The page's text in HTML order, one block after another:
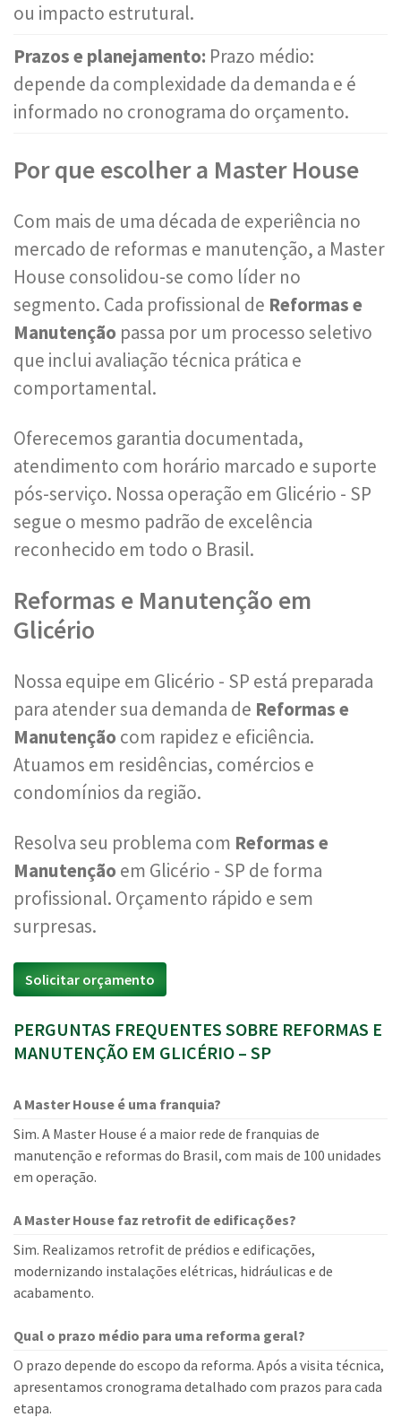
ou impacto estrutural.
Prazos e planejamento: Prazo médio:
depende da complexidade da demanda e é
informado no cronograma do orçamento.
Por que escolher a Master House
Com mais de uma década de experiência no
mercado de reformas e manutenção, a Master
House consolidou-se como líder no
segmento. Cada profissional de Reformas e
Manutenção passa por um processo seletivo
que inclui avaliação técnica prática e
comportamental.
Oferecemos garantia documentada,
atendimento com horário marcado e suporte
pós-serviço. Nossa operação em Glicério - SP
segue o mesmo padrão de excelência
reconhecido em todo o Brasil.
Reformas e Manutenção em
Glicério
Nossa equipe em Glicério - SP está preparada
para atender sua demanda de Reformas e
Manutenção com rapidez e eficiência.
Atuamos em residências, comércios e
condomínios da região.
Resolva seu problema com Reformas e
Manutenção em Glicério - SP de forma
profissional. Orçamento rápido e sem
surpresas.
Solicitar orçamento
PERGUNTAS FREQUENTES SOBRE REFORMAS E
MANUTENÇÃO EM GLICÉRIO – SP
A Master House é uma franquia?
Sim. A Master House é a maior rede de franquias de
manutenção e reformas do Brasil, com mais de 100 unidades
em operação.
A Master House faz retrofit de edificações?
Sim. Realizamos retrofit de prédios e edificações,
modernizando instalações elétricas, hidráulicas e de
acabamento.
Qual o prazo médio para uma reforma geral?
O prazo depende do escopo da reforma. Após a visita técnica,
apresentamos cronograma detalhado com prazos para cada
etapa.